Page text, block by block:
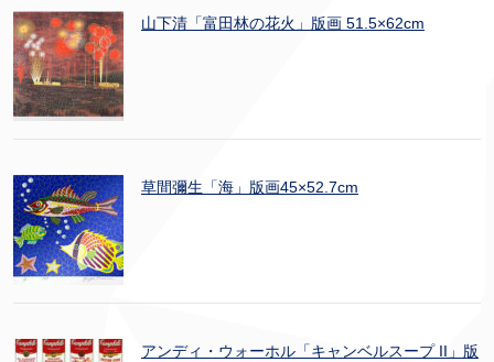
山下清「富田林の花火」版画 51.5×62cm
草間彌生「海」版画45×52.7cm
アンディ・ウォーホル「キャンベルスープ II」版